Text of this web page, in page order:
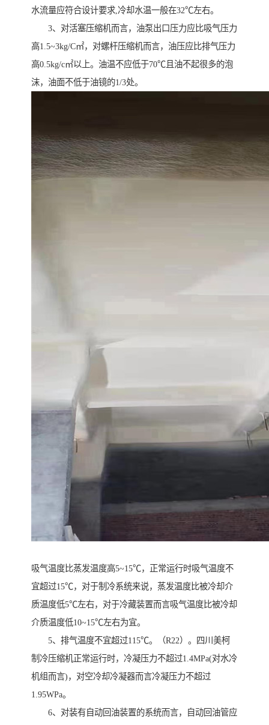
水流量应符合设计要求,冷却水温一般在32℃左右。
3、对活塞压缩机而言，油泵出口压力应比吸气压力
高1.5~3kg/C㎡，对螺杆压缩机而言，油压应比排气压力
高0.5kg/c㎡以上。油温不应低于70℃且油不起很多的泡
沫，油面不低于油镜的1/3处。
吸气温度比蒸发温度高5~15℃，正常运行时吸气温度不
宜超过15℃，对于制冷系统来说，蒸发温度比被冷却介
质温度低5℃左右，对于冷藏装置而言吸气温度比被冷却
介质温度低10~15℃左右为宜。
5、排气温度不宜超过115℃。（R22）。四川美柯
制冷压缩机正常运行时，冷凝压力不超过1.4MPa(对水冷
机组而言)，对空冷却冷凝器而言冷凝压力不超过
1.95WPa。
6、对装有自动回油装置的系统而言，自动回油管应